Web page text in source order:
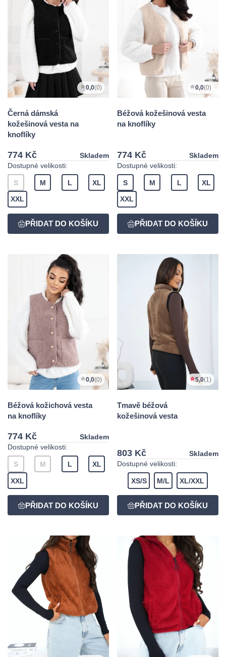
0,0(0)
Černá dámská
kožešinová vesta na
knoflíky
774 Kč
Skladem
Dostupné velikosti:
S M L XL
XXL
0,0(0)
Béžová kožešinová vesta
na knoflíky
774 Kč
Skladem
Dostupné velikosti:
S M L XL
XXL
0,0(0)
Béžová kožichová vesta
na knoflíky
774 Kč
Skladem
Dostupné velikosti:
S M L XL
XXL
5,0(1)
Tmavě béžová
kožešinová vesta
803 Kč
Skladem
Dostupné velikosti:
XS/S M/L XL/XXL